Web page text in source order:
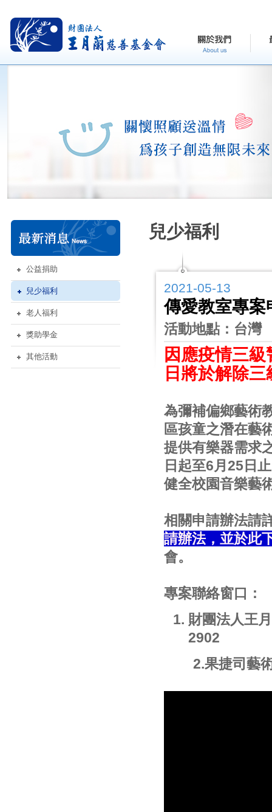
公益捐助
兒少福利
老人福利
獎助學金
其他活動
兒少福利
2021-05-13
傳愛教室專案
活動地點：台灣
因應疫情三
日將於解除
為彌補偏鄉藝術
區孩童之潛在藝
提供有樂器需求
日起至6月25日
健全校園音樂藝
相關申請辦法請
請辦法，並於此
會。
專案聯絡窗口：
財團法人王
2902
2.果捷司藝術